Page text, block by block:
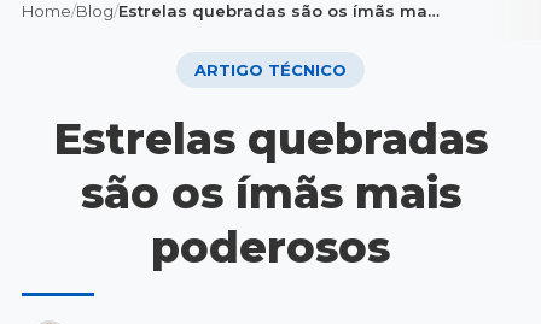
Home/Blog/ Estrelas quebradas são os ímãs mais poderosos
ARTIGO TÉCNICO
Estrelas quebradas
são os ímãs mais
poderosos